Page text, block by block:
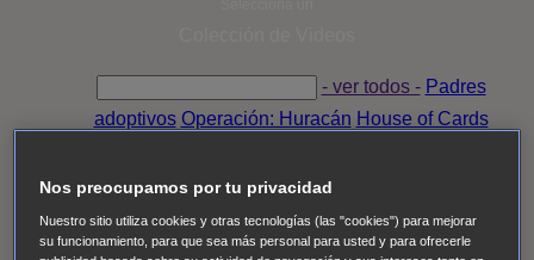
- ver todos - Padres
adoptivos Operación: Huracán House of Cards
Thomas, el ojo del FBI Pan Am
Insomnia El Guardián The Blacklist Cinco en familia
Hudson & Rex Diez libras y un sueño Mr Loverman
Nos preocupamos por tu privacidad
Nuestro sitio utiliza cookies y otras tecnologías (las "cookies") para mejorar
su funcionamiento, para que sea más personal para usted y para ofrecerle